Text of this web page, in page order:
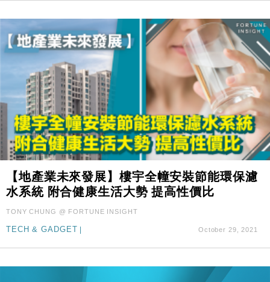
16:47
本地｜假冒內地執法人員要求交「保證金」 43歲女子
損失近6900萬元
財經｜日經失守6.5萬點後回穩 全周仍升近2%
15:47
財經｜恒隆10月換帥 玩具「反」斗城亞洲CEO蔡德
粦接任
15:11
財經｜韓股反覆波動收跌 連挫7周創逾3年最長跌勢
13:44
財經｜內地7月美元計價出口增近24%勝預期 貿易順
差達1125億美元
12:44
財經｜日本春季三度入市撐日圓 4月單日斥6.28萬億
日圓干預創新高
11:12
國際｜特朗普料美伊戰事快結束 承認部分彈藥庫存緊
【地產業未來發展】樓宇全幢安裝節能環保濾
水系統 附合健康生活大勢 提高性價比
TONY CHUNG @ FORTUNE INSIGHT
TECH & GADGET | October 29, 2021